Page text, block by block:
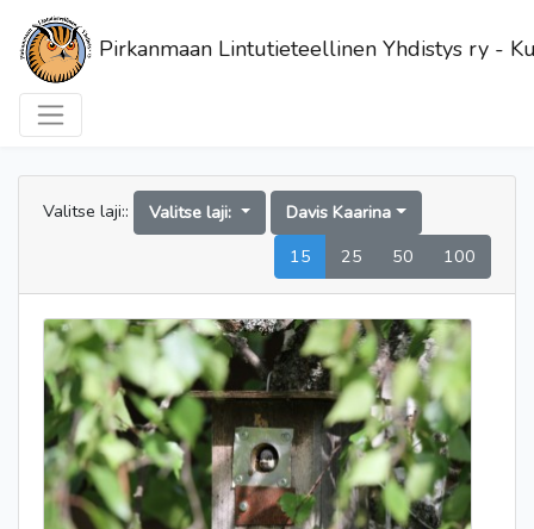
Pirkanmaan Lintutieteellinen Yhdistys ry -
Valitse laji:: Valitse laji:
Davis Kaarina
15
25 50 100